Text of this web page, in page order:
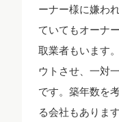
ーナー様に嫌わ
ていてもオーナ
取業者もいます
ウトさせ、一対
です。築年数を
る会社もありま